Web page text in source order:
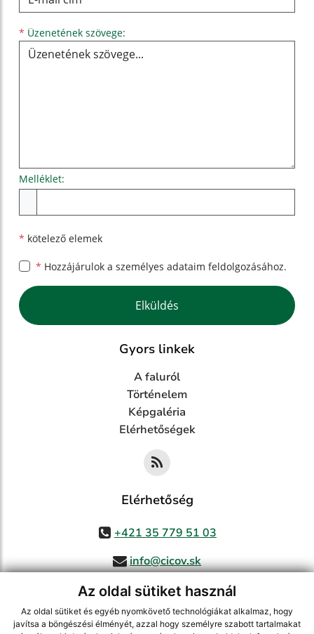
Az oldal sütiket használ
Az oldal sütiket és egyéb nyomkövető technológiákat alkalmaz, hogy
javítsa a böngészési élményét, azzal hogy személyre szabott tartalmakat
* Üzenetének szövege:
Melléklet:
* kötelező elemek
* Hozzájárulok a személyes adataim feldolgozásához.
Google reCaptcha Response
Elküldés
Gyors linkek
A faluról
Történelem
Képgaléria
Elérhetőségek
Elérhetőség
+421 35 779 51 03
info@cicov.sk
használja ki a legfrissebb információk követését az RSS funkcióval,